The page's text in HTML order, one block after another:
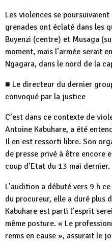
Les violences se
grenades ont éclaté dans les
Buyenzi (centre) et Musaga
moment, mais l’armée serait
Ngagara, dans le nord de la
■ Le directeur du dernier
convoqué par la justice
C’est dans ce contexte de
Antoine Kabuhare, a été
Il en est ressorti libre. Son
de presse privé à être encore
coup d’Etat du 13 mai dernier.
L’audition a débuté vers 9 h
du procureur, elle a duré plus
Kabuhare est parti l’esprit
même posture. « Le
remis en cause », assurait le